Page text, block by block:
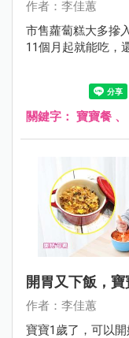
作者：李佳蕙
市售蘿蔔糕大多摻
11個月起就能吃，
關鍵字： 寶寶餐 、
開胃又下飯，
作者：李佳蕙
寶寶1歲了，可以